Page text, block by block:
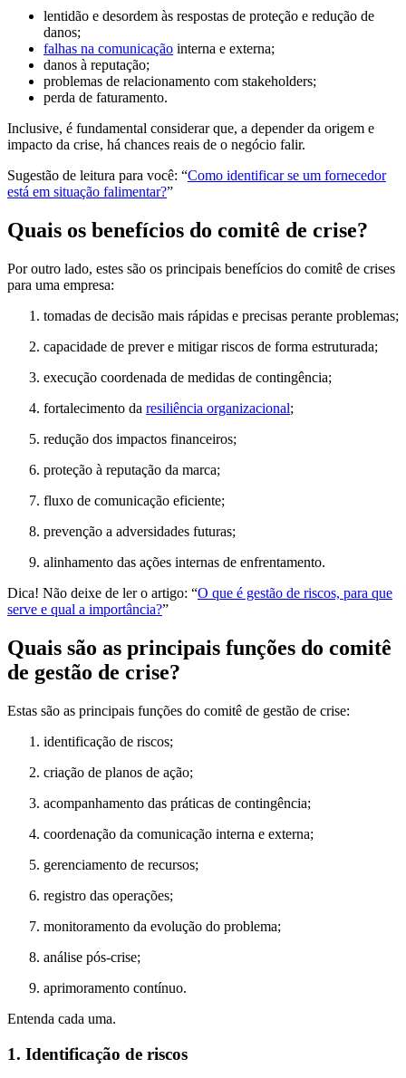
lentidão e desordem às respostas de proteção e redução de
danos;
falhas na comunicação interna e externa;
danos à reputação;
problemas de relacionamento com stakeholders;
perda de faturamento.
Inclusive, é fundamental considerar que, a depender da origem e
impacto da crise, há chances reais de o negócio falir.
Sugestão de leitura para você: “Como identificar se um fornecedor
está em situação falimentar?”
Quais os benefícios do comitê de crise?
Por outro lado, estes são os principais benefícios do comitê de crises
para uma empresa:
tomadas de decisão mais rápidas e precisas perante problemas;
capacidade de prever e mitigar riscos de forma estruturada;
execução coordenada de medidas de contingência;
fortalecimento da resiliência organizacional;
redução dos impactos financeiros;
proteção à reputação da marca;
fluxo de comunicação eficiente;
prevenção a adversidades futuras;
alinhamento das ações internas de enfrentamento.
Dica! Não deixe de ler o artigo: “O que é gestão de riscos, para que
serve e qual a importância?”
Quais são as principais funções do comitê
de gestão de crise?
Estas são as principais funções do comitê de gestão de crise:
identificação de riscos;
criação de planos de ação;
acompanhamento das práticas de contingência;
coordenação da comunicação interna e externa;
gerenciamento de recursos;
registro das operações;
monitoramento da evolução do problema;
análise pós-crise;
aprimoramento contínuo.
Entenda cada uma.
1. Identificação de riscos